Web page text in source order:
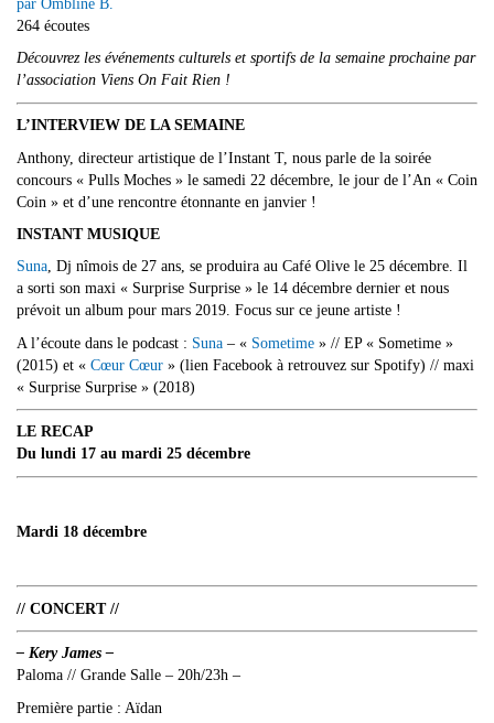
par Ombline B.
264 écoutes
Découvrez les événements culturels et sportifs de la semaine prochaine par
l’association Viens On Fait Rien !
L’INTERVIEW DE LA SEMAINE
Anthony, directeur artistique de l’Instant T, nous parle de la soirée
concours « Pulls Moches » le samedi 22 décembre, le jour de l’An « Coin
Coin » et d’une rencontre étonnante en janvier !
INSTANT MUSIQUE
Suna, Dj nîmois de 27 ans, se produira au Café Olive le 25 décembre. Il
a sorti son maxi « Surprise Surprise » le 14 décembre dernier et nous
prévoit un album pour mars 2019. Focus sur ce jeune artiste !
A l’écoute dans le podcast : Suna – « Sometime » // EP « Sometime »
(2015) et « Cœur Cœur » (lien Facebook à retrouvez sur Spotify) // maxi
« Surprise Surprise » (2018)
LE RECAP
Du lundi 17 au mardi 25 décembre
Mardi 18 décembre
// CONCERT //
– Kery James –
Paloma // Grande Salle – 20h/23h –
Première partie : Aïdan